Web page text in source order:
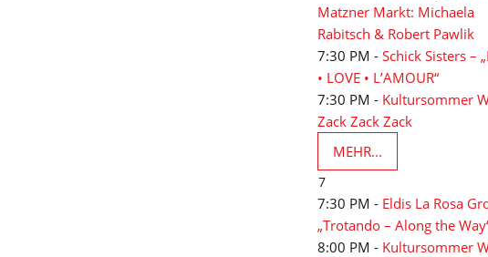
Matzner Markt: Michaela
Rabitsch & Robert Pawlik
7:30 PM - Schick Sisters –
• LOVE • L’AMOUR“
7:30 PM - Kultursommer
Zack Zack Zack
MEHR...
7
7:30 PM - Eldis La Rosa
„Trotando – Along the
8:00 PM - Kultursommer